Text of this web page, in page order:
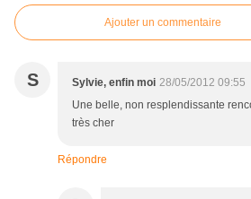
Ajouter un commentaire
S Sylvie, enfin moi 28/05/2012 09:55
Une belle, non resplendissante
très cher
Répondre